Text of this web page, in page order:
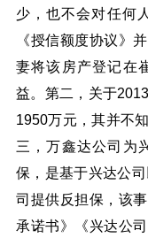
少，也不会对任何
《授信额度协议》
妻将该房产登记在
益。第二，关于
1950万元，其并不
三，万鑫达公司为
保，是基于兴达公
司提供反担保，该
承诺书》《兴达公